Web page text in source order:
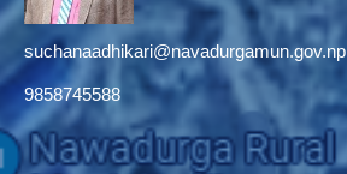
suchanaadhikari@navadurgamun.gov.np
9858745588